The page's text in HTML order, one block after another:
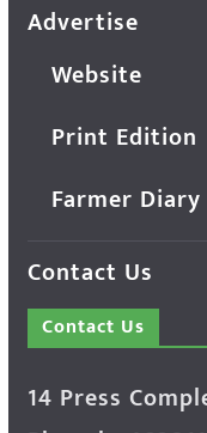
Advertise
Website
Print Edition
Farmer Diary
Contact Us
Contact Us
14 Press